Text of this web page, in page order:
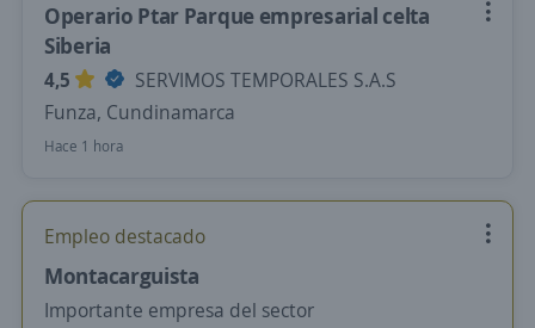
Operario Ptar Parque empresarial celta
Siberia
4,5
SERVIMOS TEMPORALES S.A.S
Funza, Cundinamarca
Hace 1 hora
Empleo destacado
Montacarguista
Importante empresa del sector